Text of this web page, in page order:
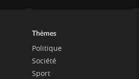
Thèmes
Politique
Société
Sport